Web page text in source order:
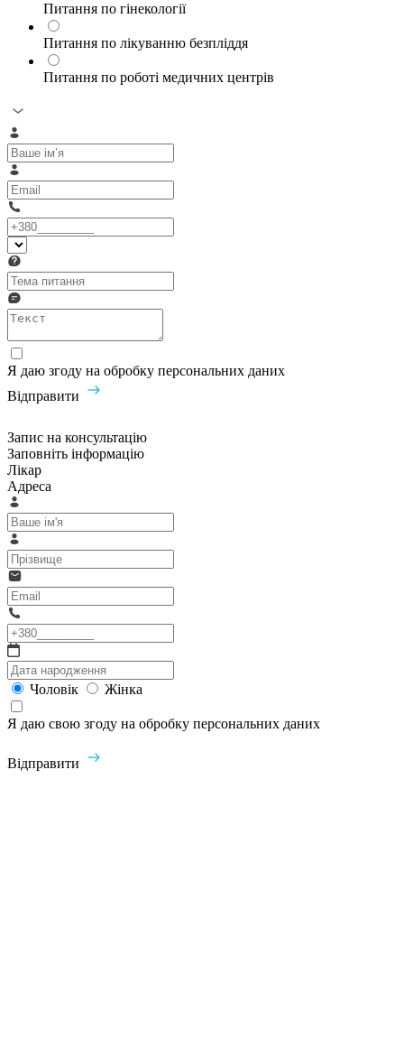
Питання по гінекології
Питання по лікуванню безпліддя
Питання по роботі медичних центрів
Я даю згоду на обробку персональних даних
Відправити
Запис на консультацію
Заповніть інформацію
Лікар
Адреса
Чоловік Жінка
Я даю свою згоду на обробку персональних даних
Відправити